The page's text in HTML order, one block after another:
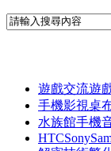
遊戲交流遊
手機影視桌
水族館手機
HTCSony